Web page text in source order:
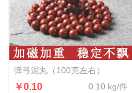
弹弓泥丸（100克左右）
￥0.10 0.10 kg/件